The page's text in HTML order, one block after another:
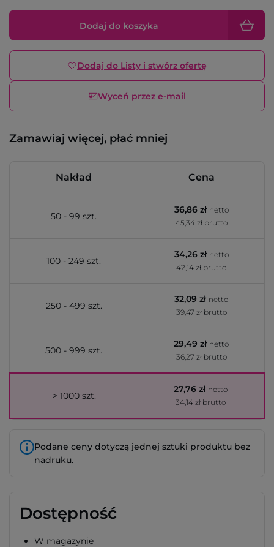
Dodaj do koszyka
Dodaj do Listy i stwórz ofertę
Wyceń przez e-mail
Zamawiaj więcej, płać mniej
Nakład Cena
50 - 99 szt.
36,86 zł netto
45,34 zł brutto
100 - 249 szt.
34,26 zł netto
42,14 zł brutto
250 - 499 szt.
32,09 zł netto
39,47 zł brutto
500 - 999 szt.
29,49 zł netto
36,27 zł brutto
> 1000 szt.
27,76 zł netto
34,14 zł brutto
Podane ceny dotyczą jednej sztuki produktu bez
nadruku.
Dostępność
W magazynie